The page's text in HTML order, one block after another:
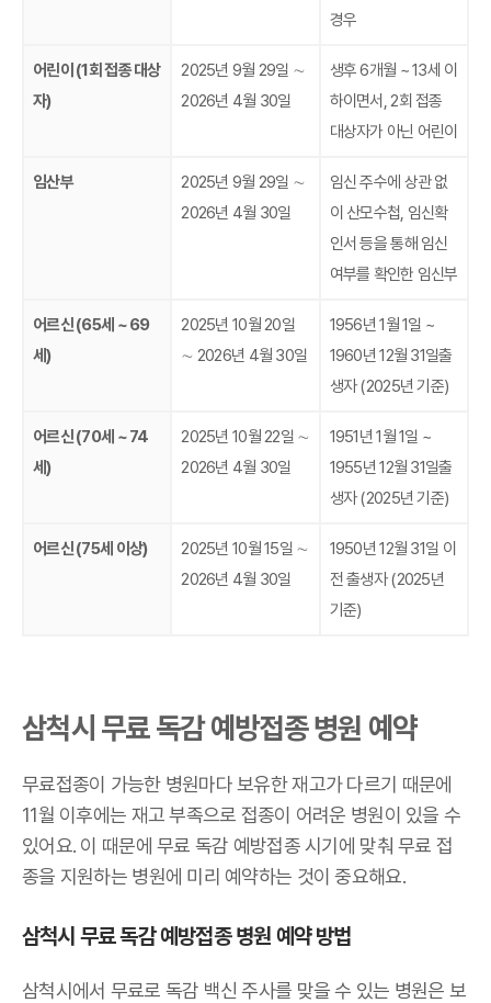
경우
어린이 (1회 접종 대상
자)
2025년 9월 29일 ∼
2026년 4월 30일
생후 6개월 ~ 13세 이
하이면서, 2회 접종
대상자가 아닌 어린이
임산부
2025년 9월 29일 ∼
2026년 4월 30일
임신 주수에 상관 없
이 산모수첩, 임신확
인서 등을 통해 임신
여부를 확인한 임신부
어르신 (65세 ~ 69
세)
2025년 10월 20일
∼ 2026년 4월 30일
1956년 1월 1일 ~
1960년 12월 31일출
생자 (2025년 기준)
어르신 (70세 ~ 74
세)
2025년 10월 22일 ∼
2026년 4월 30일
1951년 1월 1일 ~
1955년 12월 31일출
생자 (2025년 기준)
어르신 (75세 이상)
2025년 10월 15일 ∼
2026년 4월 30일
1950년 12월 31일 이
전 출생자 (2025년
기준)
삼척시 무료 독감 예방접종 병원 예약
무료접종이 가능한 병원마다 보유한 재고가 다르기 때문에
11월 이후에는 재고 부족으로 접종이 어려운 병원이 있을 수
있어요. 이 때문에 무료 독감 예방접종 시기에 맞춰 무료 접
종을 지원하는 병원에 미리 예약하는 것이 중요해요.
삼척시 무료 독감 예방접종 병원 예약 방법
삼척시에서 무료로 독감 백신 주사를 맞을 수 있는 병원은 보